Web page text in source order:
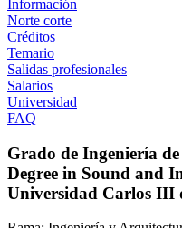
Información
Norte corte
Créditos
Temario
Salidas profesionales
Salarios
Universidad
FAQ
Grado de Ingeniería
Degree in Sound and
Universidad Carlos III